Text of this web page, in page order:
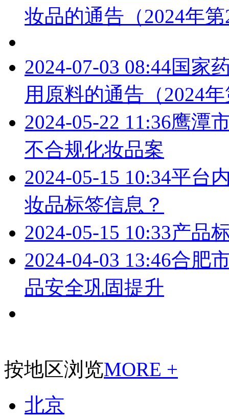
妆品的通告（2024年
2024-07-03 08:44国家
用原料的通告（2024
2024-05-22 11:36鹰潭
不合规化妆品案
2024-05-15 10:34平台
妆品标签信息？
2024-05-15 10:33产品
2024-04-03 13:46合肥
品安全巩固提升
按地区浏览MORE +
北京